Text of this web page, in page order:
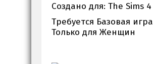
Создано для: The Sims 4
Требуется Базовая игра
Только для Женщин